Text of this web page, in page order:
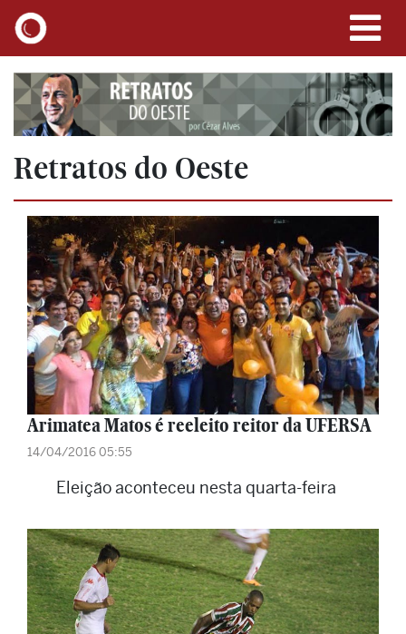
Retratos do Oeste
Arimatea Matos é reeleito reitor da UFERSA
14/04/2016 05:55
Eleição aconteceu nesta quarta-feira